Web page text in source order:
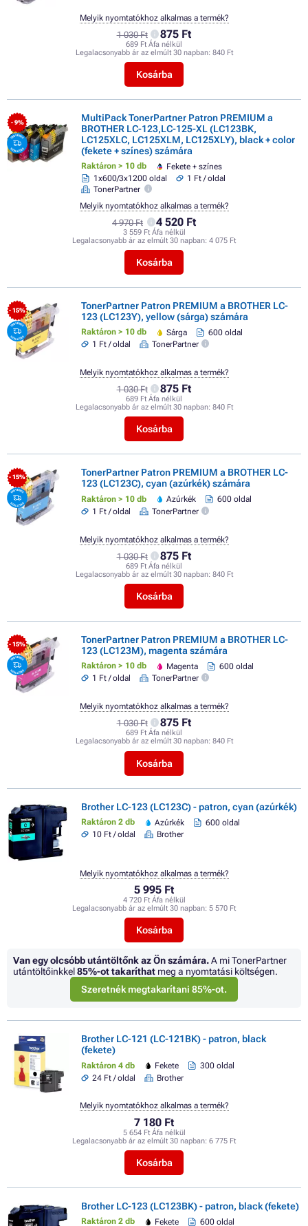
1 030 Ft 875 Ft
689 Ft Áfa nélkül
Legalacsonyabb ár az elmúlt 30 napban: 840 Ft
Kosárba
Melyik nyomtatókhoz alkalmas a termék?
- 9%
MultiPack TonerPartner Patron PREMIUM a
BROTHER LC-123,LC-125-XL (LC123BK,
LC125XLC, LC125XLM, LC125XLY), black + color
(fekete + színes) számára
Raktáron > 10 db
Fekete + színes
1x600/3x1200 oldal
1 Ft / oldal
TonerPartner
4 970 Ft 4 520 Ft
3 559 Ft Áfa nélkül
Legalacsonyabb ár az elmúlt 30 napban: 4 075 Ft
Kosárba
Melyik nyomtatókhoz alkalmas a termék?
- 15%
TonerPartner Patron PREMIUM a BROTHER LC-
123 (LC123Y), yellow (sárga) számára
Raktáron > 10 db Sárga
600 oldal
1 Ft / oldal
TonerPartner
1 030 Ft 875 Ft
689 Ft Áfa nélkül
Legalacsonyabb ár az elmúlt 30 napban: 840 Ft
Kosárba
Melyik nyomtatókhoz alkalmas a termék?
- 15%
TonerPartner Patron PREMIUM a BROTHER LC-
123 (LC123C), cyan (azúrkék) számára
Raktáron > 10 db Azúrkék
600 oldal
1 Ft / oldal
TonerPartner
1 030 Ft 875 Ft
689 Ft Áfa nélkül
Legalacsonyabb ár az elmúlt 30 napban: 840 Ft
Kosárba
Melyik nyomtatókhoz alkalmas a termék?
- 15%
TonerPartner Patron PREMIUM a BROTHER LC-
123 (LC123M), magenta számára
Raktáron > 10 db Magenta
600 oldal
1 Ft / oldal
TonerPartner
1 030 Ft 875 Ft
689 Ft Áfa nélkül
Legalacsonyabb ár az elmúlt 30 napban: 840 Ft
Kosárba
Melyik nyomtatókhoz alkalmas a termék?
Brother LC-123 (LC123C) - patron, cyan (azúrkék)
Raktáron 2 db Azúrkék
600 oldal
10 Ft / oldal
Brother
5 995 Ft
4 720 Ft Áfa nélkül
Legalacsonyabb ár az elmúlt 30 napban: 5 570 Ft
Kosárba
Melyik nyomtatókhoz alkalmas a termék?
Van egy olcsóbb utántöltőnk az Ön számára.A mi TonerPartner
utántöltőinkkel85%-ot takaríthat meg a nyomtatási költségen.
Szeretnék megtakarítani 85%-ot.
Brother LC-121 (LC-121BK) - patron, black
(fekete)
Raktáron 4 db Fekete
300 oldal
24 Ft / oldal
Brother
7 180 Ft
5 654 Ft Áfa nélkül
Legalacsonyabb ár az elmúlt 30 napban: 6 775 Ft
Kosárba
Melyik nyomtatókhoz alkalmas a termék?
Brother LC-123 (LC123BK) - patron, black (fekete)
Raktáron 2 db Fekete 600 oldal